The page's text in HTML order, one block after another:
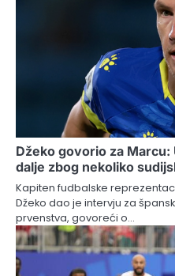
Džeko govorio za
dalje zbog nekoliko
Kapiten fudbalske
Džeko dao je intervju za
prvenstva, govoreći o…